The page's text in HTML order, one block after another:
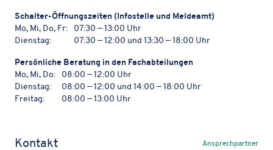
Schal­ter-Öffnungs­zei­ten (Info­stelle und Meldeamt)
Mo, Mi, Do, Fr:
07:30 — 13:00 Uhr
Dienstag:
07:30 — 12:00 und 13:30 — 18:00 Uhr
Persön­li­che Bera­tung in den Fachabteilungen
Mo, Mi, Do:
08:00 — 12:00 Uhr
Dienstag:
08:00 — 12:00 und 14:00 — 18:00 Uhr
Freitag:
08:00 — 13:00 Uhr
Kontakt Ansprechpartner